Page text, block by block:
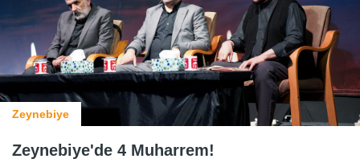
Zeynebiye
Zeynebiye'de 4 Muharrem!